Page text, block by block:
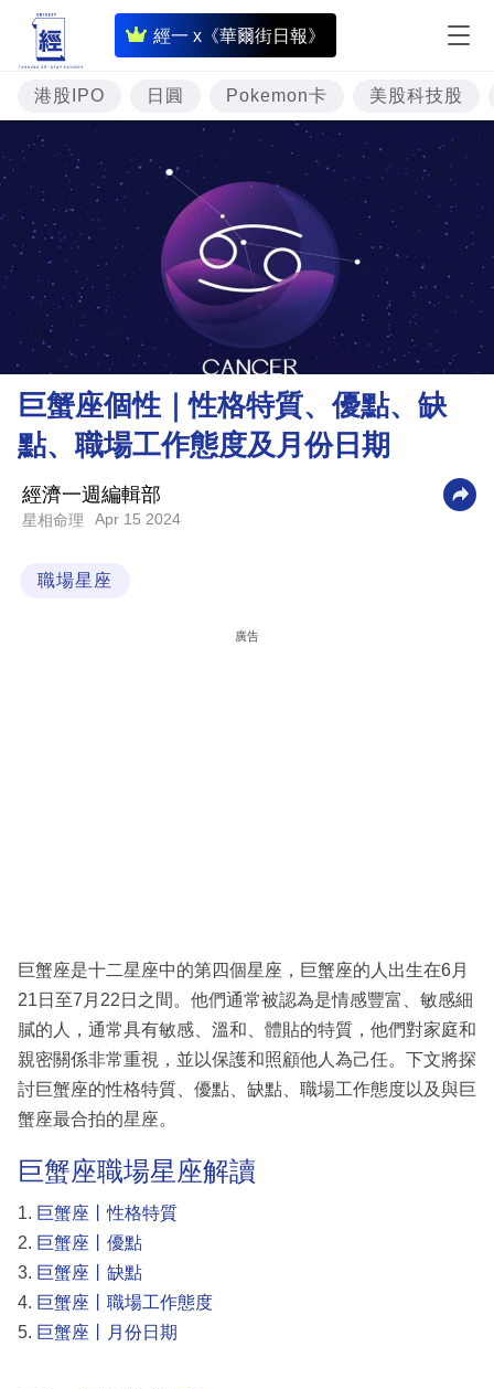
經一 x《華爾街日報》
即
時
財
經
專
題
投
理
財
商
業
科
區
港股IPO 日圓 Pokemon卡 美股科技股
巨蟹座個性｜性格特質、優點、缺
點、職場工作態度及月份日期
經濟一週編輯部
星相命理 Apr 15 2024
職場星座
廣告
巨蟹座是十二星座中的第四個星座，巨蟹座的人出生在6月
21日至7月22日之間。他們通常被認為是情感豐富、敏感細
膩的人，通常具有敏感、溫和、體貼的特質，他們對家庭和
親密關係非常重視，並以保護和照顧他人為己任。下文將探
討巨蟹座的性格特質、優點、缺點、職場工作態度以及與巨
蟹座最合拍的星座。
巨蟹座職場星座解讀
1. 巨蟹座丨性格特質
2. 巨蟹座丨優點
3. 巨蟹座丨缺點
4. 巨蟹座丨職場工作態度
5. 巨蟹座丨月份日期